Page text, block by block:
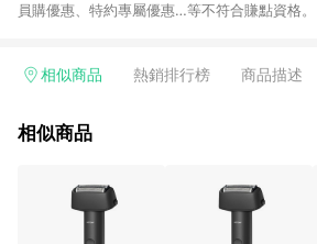
員購優惠、特約專屬優惠…等不符合賺點資格
相似商品 熱銷排行榜 商品描述
相似商品